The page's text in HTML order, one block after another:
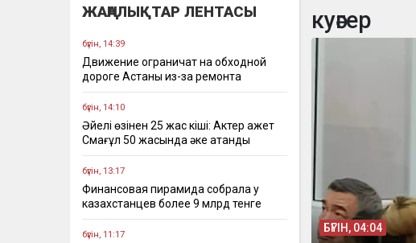
ЖАҢАЛЫҚТАР ЛЕНТАСЫ
бүгін, 14:39
Движение ограничат на обходной
дороге Астаны из-за ремонта
бүгін, 14:10
Әйелі өзінен 25 жас кіші: Актер Қажет
Смағұл 50 жасында әке атанды
бүгін, 13:17
Финансовая пирамида собрала у
казахстанцев более 9 млрд тенге
бүгін, 11:17
куәгер
БҮГІН, 04:04